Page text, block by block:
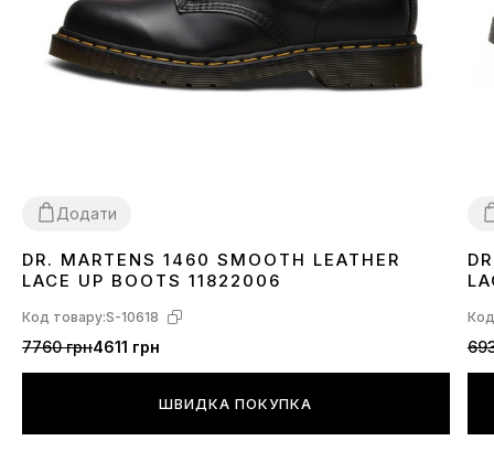
Додати
36 373840 424344 45
DR. MARTENS 1460 SMOOTH LEATHER
LACE UP BOOTS 11822006
Код товару:S-10618
7760 грн4611 грн
ШВИДКА ПОКУПКА